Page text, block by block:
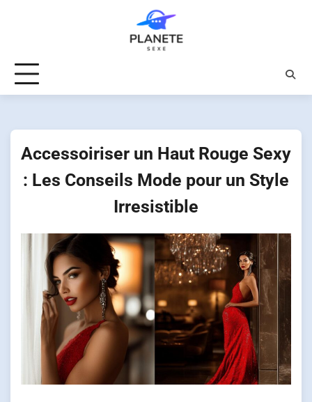
Accessoiriser un Haut Rouge Sexy
: Les Conseils Mode pour un Style
Irresistible